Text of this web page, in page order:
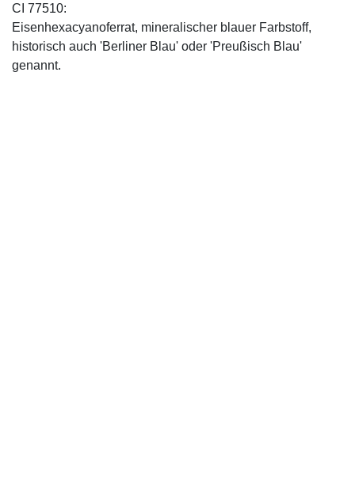
CI 77510:
Eisenhexacyanoferrat, mineralischer blauer Farbstoff,
historisch auch 'Berliner Blau' oder 'Preußisch Blau'
genannt.